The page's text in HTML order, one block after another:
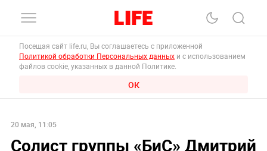
Посещая сайт life.ru, Вы соглашаетесь с приложенной
Политикой обработки Персональных данных и с использованием
файлов cookie, указанных в данной Политике.
ОК
20 мая, 11:05
Солист группы «БиС» Дмитрий